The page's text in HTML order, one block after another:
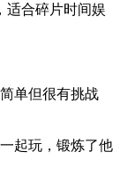
适合碎片时间娱
单但很有挑战
起玩，锻炼了他